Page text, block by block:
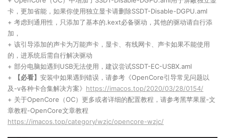
卡，更加省能，如果你使用独立显卡请删除SSDT-Disable-DGPU.aml
+ 考虑到通用性，只添加了基本的.kext必备驱动，其他的驱动请自行添
加，
+ 该引导添加的声卡为万能声卡，显卡、有线网卡、声卡如果不能使用
的，进系统后需自行解决驱动
+ 部分电脑如遇到USB无法使用，建议尝试SSDT-EC-USBX.aml
+
【必看】 安装中如果遇到错误，请参考《OpenCore引导常见问题以
及-v各种卡合集解决方案》 https://imacos.top/2020/03/28/0154/
+ 关于OpenCore（OC）更多或者详细的配置教程，请参考黑苹果屋-文
章教程-OpenCore文章教程
https://imacos.top/category/wzjc/opencore-wzjc/